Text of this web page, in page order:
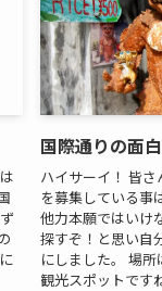
国際通りの面
ハイサーイ！ 皆
を募集している事
他力本願ではいけ
探すぞ！と思い自
にしました。 場
観光スポットです